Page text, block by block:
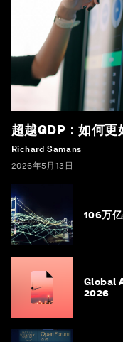
超越GDP：如何更
Richard Samans
2026年5月13日
106万
Global
2026